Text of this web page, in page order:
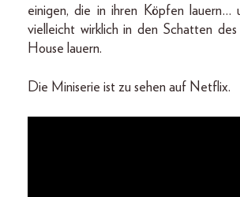
einigen, die in ihren Köpfen lauern…
vielleicht wirklich in den Schatten des
House lauern.
Die Miniserie ist zu sehen auf Netflix.